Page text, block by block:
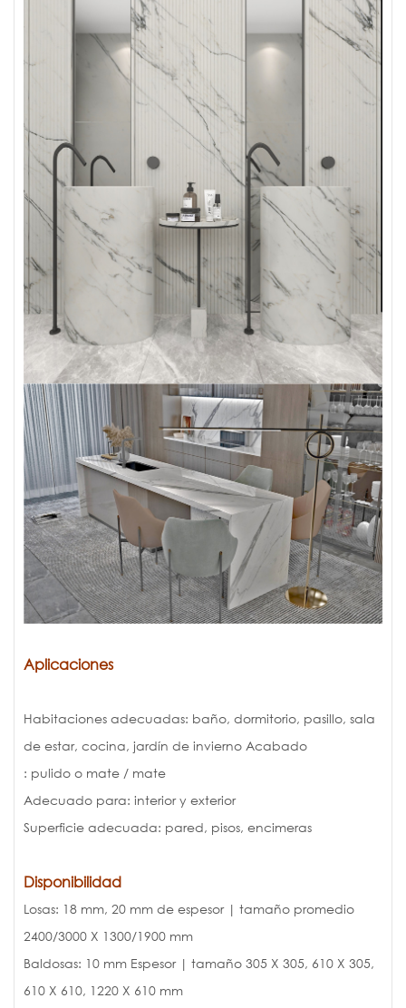
Aplicaciones
Habitaciones adecuadas: baño, dormitorio, pasillo, sala
de estar, cocina, jardín de invierno Acabado
: pulido o mate / mate
Adecuado para: interior y exterior
Superficie adecuada: pared, pisos, encimeras
Disponibilidad
Losas: 18 mm, 20 mm de espesor | tamaño promedio
2400/3000 X 1300/1900 mm
Baldosas: 10 mm Espesor | tamaño 305 X 305, 610 X 305,
610 X 610, 1220 X 610 mm